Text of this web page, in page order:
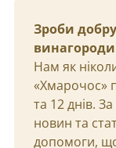
Зроби
Нам як
«Хмарочос»
та 12 днів.
новин та
допомоги,